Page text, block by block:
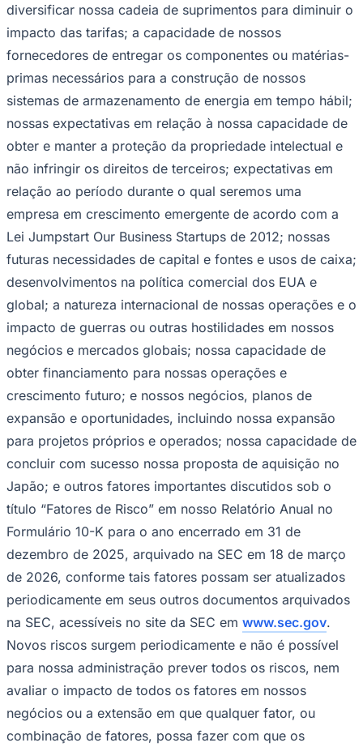
Internacional
Atlético-MG
diversificar nossa cadeia de suprimentos para diminuir o
impacto das tarifas; a capacidade de nossos
fornecedores de entregar os componentes ou matérias-
primas necessários para a construção de nossos
sistemas de armazenamento de energia em tempo hábil;
nossas expectativas em relação à nossa capacidade de
obter e manter a proteção da propriedade intelectual e
não infringir os direitos de terceiros; expectativas em
relação ao período durante o qual seremos uma
empresa em crescimento emergente de acordo com a
Lei Jumpstart Our Business Startups de 2012; nossas
futuras necessidades de capital e fontes e usos de caixa;
desenvolvimentos na política comercial dos EUA e
global; a natureza internacional de nossas operações e o
impacto de guerras ou outras hostilidades em nossos
negócios e mercados globais; nossa capacidade de
obter financiamento para nossas operações e
crescimento futuro; e nossos negócios, planos de
expansão e oportunidades, incluindo nossa expansão
para projetos próprios e operados; nossa capacidade de
concluir com sucesso nossa proposta de aquisição no
Japão; e outros fatores importantes discutidos sob o
título “Fatores de Risco” em nosso Relatório Anual no
Formulário 10-K para o ano encerrado em 31 de
dezembro de 2025, arquivado na SEC em 18 de março
de 2026, conforme tais fatores possam ser atualizados
periodicamente em seus outros documentos arquivados
na SEC, acessíveis no site da SEC em www.sec.gov.
Novos riscos surgem periodicamente e não é possível
para nossa administração prever todos os riscos, nem
avaliar o impacto de todos os fatores em nossos
negócios ou a extensão em que qualquer fator, ou
combinação de fatores, possa fazer com que os